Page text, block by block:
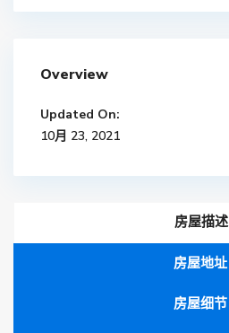
Overview
Updated On:
10月 23, 2021
房屋描述
房屋地址
房屋细节